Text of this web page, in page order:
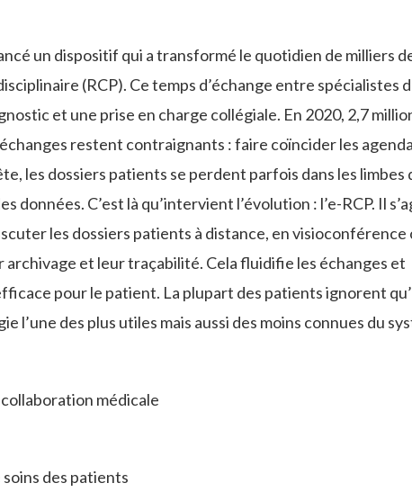
un dispositif qui a transformé le quotidien de milliers
(RCP). Ce temps d’échange entre spécialistes
et une prise en charge collégiale. En 2020, 2,7
restent contraignants : faire coïncider les
les dossiers patients se perdent parfois dans les limbes
données. C’est là qu’intervient l’évolution : l’e-RCP. Il
les dossiers patients à distance, en visioconférence
et leur traçabilité. Cela fluidifie les échanges et
pour le patient. La plupart des patients ignorent
des plus utiles mais aussi des moins connues du
médicale
des patients